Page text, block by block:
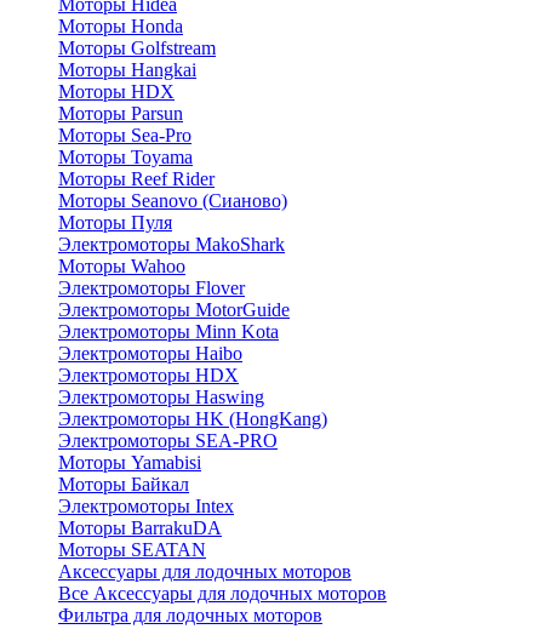
Моторы Hidea
Моторы Honda
Моторы Golfstream
Моторы Hangkai
Моторы HDX
Моторы Parsun
Моторы Sea-Pro
Моторы Toyama
Моторы Reef Rider
Моторы Seanovo (Сианово)
Моторы Пуля
Электромоторы MakoShark
Моторы Wahoo
Электромоторы Flover
Электромоторы MotorGuide
Электромоторы Minn Kota
Электромоторы Haibo
Электромоторы HDX
Электромоторы Haswing
Электромоторы HK (HongKang)
Электромоторы SEA-PRO
Моторы Yamabisi
Моторы Байкал
Электромоторы Intex
Моторы BarrakuDA
Моторы SEATAN
Аксессуары для лодочных моторов
Все Аксессуары для лодочных моторов
Фильтра для лодочных моторов